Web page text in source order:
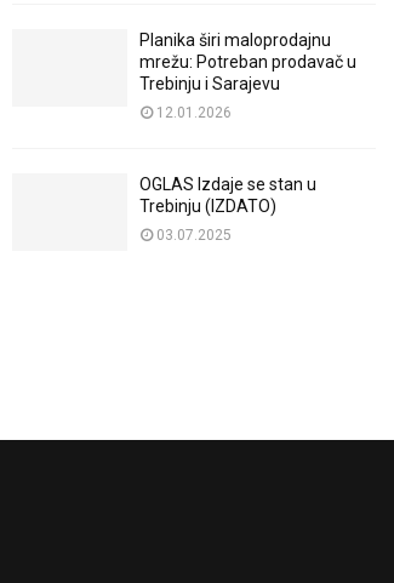
Planika širi maloprodajnu
mrežu: Potreban prodavač u
Trebinju i Sarajevu
12.01.2026
OGLAS Izdaje se stan u
Trebinju (IZDATO)
03.07.2025